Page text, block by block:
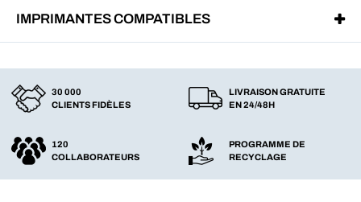
IMPRIMANTES COMPATIBLES
30 000
CLIENTS FIDÈLES
LIVRAISON GRATUITE
EN 24/48H
120
COLLABORATEURS
PROGRAMME DE
RECYCLAGE